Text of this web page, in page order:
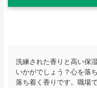
洗練された香りと高い保
いかがでしょう？心を落
落ち着く香りです。職場